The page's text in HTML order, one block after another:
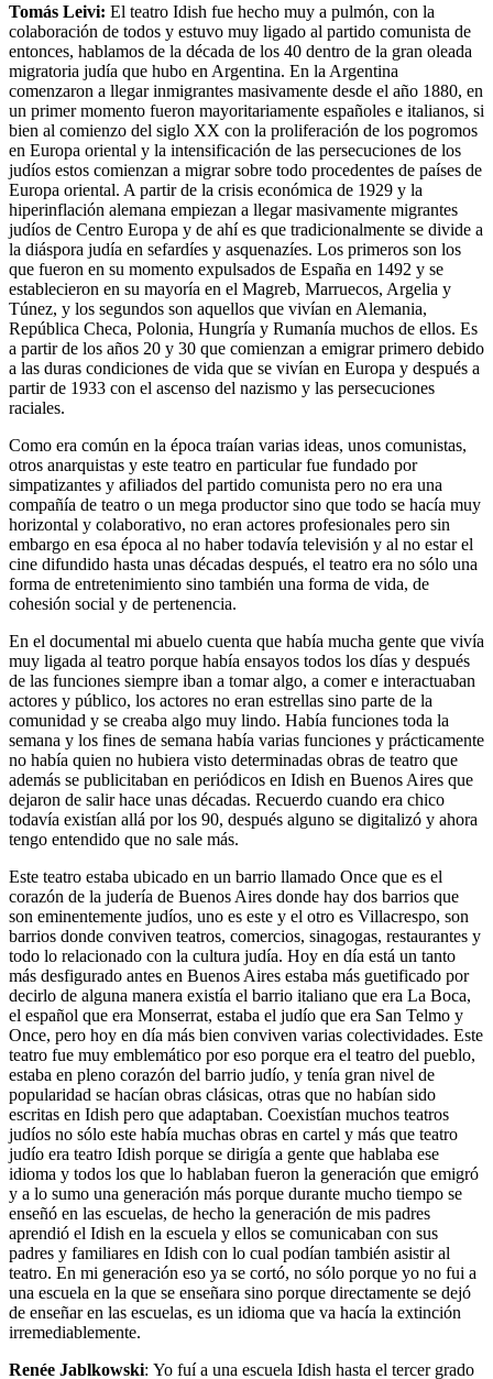
Tomás Leivi: El teatro Idish fue hecho muy a pulmón, con la
colaboración de todos y estuvo muy ligado al partido comunista de
entonces, hablamos de la década de los 40 dentro de la gran oleada
migratoria judía que hubo en Argentina. En la Argentina
comenzaron a llegar inmigrantes masivamente desde el año 1880, en
un primer momento fueron mayoritariamente españoles e italianos, si
bien al comienzo del siglo XX con la proliferación de los pogromos
en Europa oriental y la intensificación de las persecuciones de los
judíos estos comienzan a migrar sobre todo procedentes de países de
Europa oriental. A partir de la crisis económica de 1929 y la
hiperinflación alemana empiezan a llegar masivamente migrantes
judíos de Centro Europa y de ahí es que tradicionalmente se divide a
la diáspora judía en sefardíes y asquenazíes. Los primeros son los
que fueron en su momento expulsados de España en 1492 y se
establecieron en su mayoría en el Magreb, Marruecos, Argelia y
Túnez, y los segundos son aquellos que vivían en Alemania,
República Checa, Polonia, Hungría y Rumanía muchos de ellos. Es
a partir de los años 20 y 30 que comienzan a emigrar primero debido
a las duras condiciones de vida que se vivían en Europa y después a
partir de 1933 con el ascenso del nazismo y las persecuciones
raciales.
Como era común en la época traían varias ideas, unos comunistas,
otros anarquistas y este teatro en particular fue fundado por
simpatizantes y afiliados del partido comunista pero no era una
compañía de teatro o un mega productor sino que todo se hacía muy
horizontal y colaborativo, no eran actores profesionales pero sin
embargo en esa época al no haber todavía televisión y al no estar el
cine difundido hasta unas décadas después, el teatro era no sólo una
forma de entretenimiento sino también una forma de vida, de
cohesión social y de pertenencia.
En el documental mi abuelo cuenta que había mucha gente que vivía
muy ligada al teatro porque había ensayos todos los días y después
de las funciones siempre iban a tomar algo, a comer e interactuaban
actores y público, los actores no eran estrellas sino parte de la
comunidad y se creaba algo muy lindo. Había funciones toda la
semana y los fines de semana había varias funciones y prácticamente
no había quien no hubiera visto determinadas obras de teatro que
además se publicitaban en periódicos en Idish en Buenos Aires que
dejaron de salir hace unas décadas. Recuerdo cuando era chico
todavía existían allá por los 90, después alguno se digitalizó y ahora
tengo entendido que no sale más.
Este teatro estaba ubicado en un barrio llamado Once que es el
corazón de la judería de Buenos Aires donde hay dos barrios que
son eminentemente judíos, uno es este y el otro es Villacrespo, son
barrios donde conviven teatros, comercios, sinagogas, restaurantes y
todo lo relacionado con la cultura judía. Hoy en día está un tanto
más desfigurado antes en Buenos Aires estaba más guetificado por
decirlo de alguna manera existía el barrio italiano que era La Boca,
el español que era Monserrat, estaba el judío que era San Telmo y
Once, pero hoy en día más bien conviven varias colectividades. Este
teatro fue muy emblemático por eso porque era el teatro del pueblo,
estaba en pleno corazón del barrio judío, y tenía gran nivel de
popularidad se hacían obras clásicas, otras que no habían sido
escritas en Idish pero que adaptaban. Coexistían muchos teatros
judíos no sólo este había muchas obras en cartel y más que teatro
judío era teatro Idish porque se dirigía a gente que hablaba ese
idioma y todos los que lo hablaban fueron la generación que emigró
y a lo sumo una generación más porque durante mucho tiempo se
enseñó en las escuelas, de hecho la generación de mis padres
aprendió el Idish en la escuela y ellos se comunicaban con sus
padres y familiares en Idish con lo cual podían también asistir al
teatro. En mi generación eso ya se cortó, no sólo porque yo no fui a
una escuela en la que se enseñara sino porque directamente se dejó
de enseñar en las escuelas, es un idioma que va hacía la extinción
irremediablemente.
Renée Jablkowski: Yo fuí a una escuela Idish hasta el tercer grado